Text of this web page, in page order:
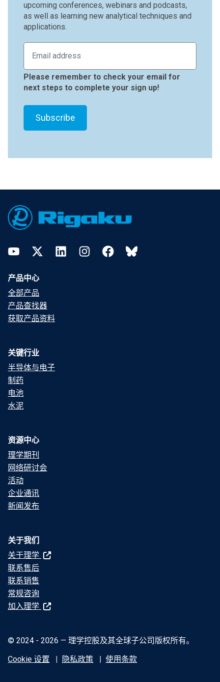
upcoming conferences, webinars and podcasts,
as well as learning new analytical techniques and
applications.
Please remember to check your email for
next steps to complete your sign up!
YouTubeTwitter LinkedInInstagramFacebookBluesky
产品中心
全部产品
产品查找器
获取产品资料
关键行业
半导体与电子
制药
电池
水泥
资源中心
理学期刊
网络研讨会
活动
企业通讯
新闻发布
关于我们
关于理学
联系售后
联系销售
常规咨询
加入理学
© 2024 - 2026 — 理学控股及其全球子公司版权所有。
Cookie 设置
隐私政策 使用条款